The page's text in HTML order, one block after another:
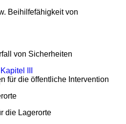
Beihilfefähigkeit von
von Sicherheiten
Kapitel III
für die öffentliche Intervention
die Lagerorte